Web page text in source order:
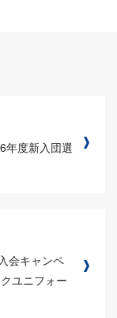
年度新入団選
会キャンペ
ユニフォー